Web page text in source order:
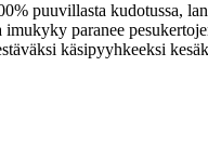
puuvillasta kudotussa,
paranee
käsipyyhkeeksi